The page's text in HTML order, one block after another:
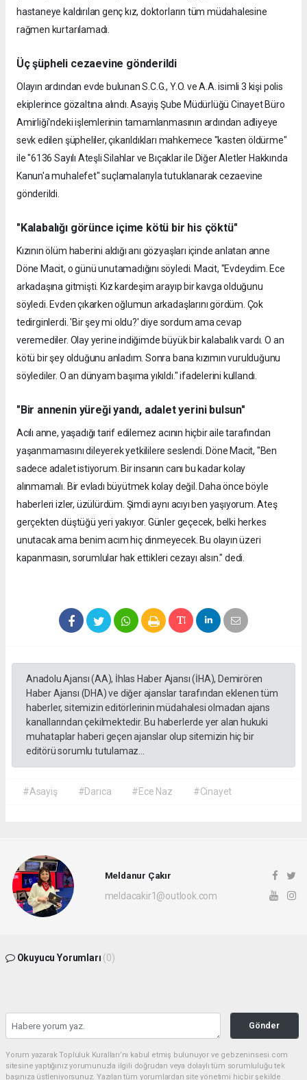
hastaneye kaldırılan genç kız, doktorların tüm müdahalesine
rağmen kurtarılamadı.
Üç şüpheli cezaevine gönderildi
Olayın ardından evde bulunan S.C.G., Y.O. ve A.A. isimli 3 kişi polis
ekiplerince gözaltına alındı. Asayiş Şube Müdürlüğü Cinayet Büro
Amirliği'ndeki işlemlerinin tamamlanmasının ardından adliyeye
sevk edilen şüpheliler, çıkarıldıkları mahkemece "kasten öldürme"
ile "6136 Sayılı Ateşli Silahlar ve Bıçaklar ile Diğer Aletler Hakkında
Kanun'a muhalefet" suçlamalarıyla tutuklanarak cezaevine
gönderildi.
"Kalabalığı görünce içime kötü bir his çöktü"
Kızının ölüm haberini aldığı anı gözyaşları içinde anlatan anne
Döne Macit, o günü unutamadığını söyledi. Macit, "Evdeydim. Ece
arkadaşına gitmişti. Kız kardeşim arayıp bir kavga olduğunu
söyledi. Evden çıkarken oğlumun arkadaşlarını gördüm. Çok
tedirginlerdi. 'Bir şey mi oldu?' diye sordum ama cevap
veremediler. Olay yerine indiğimde büyük bir kalabalık vardı. O an
kötü bir şey olduğunu anladım. Sonra bana kızımın vurulduğunu
söylediler. O an dünyam başıma yıkıldı." ifadelerini kullandı.
"Bir annenin yüreği yandı, adalet yerini bulsun"
Acılı anne, yaşadığı tarif edilemez acının hiçbir aile tarafından
yaşanmamasını dileyerek yetkililere seslendi. Döne Macit, "Ben
sadece adalet istiyorum. Bir insanın canı bu kadar kolay
alınmamalı. Bir evladı büyütmek kolay değil. Daha önce böyle
haberleri izler, üzülürdüm. Şimdi aynı acıyı ben yaşıyorum. Ateş
gerçekten düştüğü yeri yakıyor. Günler geçecek, belki herkes
unutacak ama benim acım hiç dinmeyecek. Bu olayın üzeri
kapanmasın, sorumlular hak ettikleri cezayı alsın." dedi.
Anadolu Ajansı (AA), İhlas Haber Ajansı (İHA), Demirören
Haber Ajansı (DHA) ve diğer ajanslar tarafından eklenen tüm
haberler, sitemizin editörlerinin müdahalesi olmadan ajans
kanallarından çekilmektedir. Bu haberlerde yer alan hukuki
muhataplar haberi geçen ajanslar olup sitemizin hiç bir
editörü sorumlu tutulamaz...
#Asayiş #Darıca #Ece Naz #Cinayet
Meldanur Çakır
meldacakir1@outlook.com
Okuyucu Yorumları (0)
Gönder
Yorum yazarak Topluluk Kuralları’nı kabul etmiş bulunuyor ve gebzeninsesi.com
sitesine yaptığınız yorumunuzla ilgili doğrudan veya dolaylı tüm sorumluluğu tek
başınıza üstleniyorsunuz. Yazılan tüm yorumlardan site yönetimi hiçbir şekilde